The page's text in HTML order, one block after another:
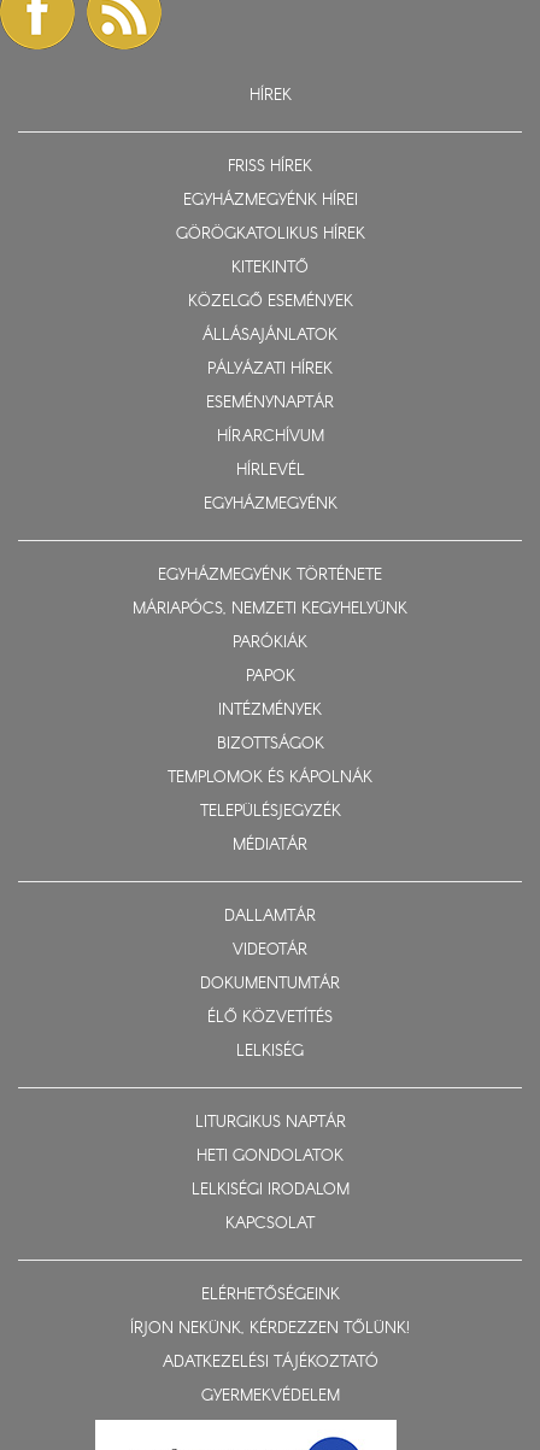
HÍREK
FRISS HÍREK
EGYHÁZMEGYÉNK HÍREI
GÖRÖGKATOLIKUS HÍREK
KITEKINTŐ
KÖZELGŐ ESEMÉNYEK
ÁLLÁSAJÁNLATOK
PÁLYÁZATI HÍREK
ESEMÉNYNAPTÁR
HÍRARCHÍVUM
HÍRLEVÉL
EGYHÁZMEGYÉNK
EGYHÁZMEGYÉNK TÖRTÉNETE
MÁRIAPÓCS, NEMZETI KEGYHELYÜNK
PARÓKIÁK
PAPOK
INTÉZMÉNYEK
BIZOTTSÁGOK
TEMPLOMOK ÉS KÁPOLNÁK
TELEPÜLÉSJEGYZÉK
MÉDIATÁR
DALLAMTÁR
VIDEOTÁR
DOKUMENTUMTÁR
ÉLŐ KÖZVETÍTÉS
LELKISÉG
LITURGIKUS NAPTÁR
HETI GONDOLATOK
LELKISÉGI IRODALOM
KAPCSOLAT
ELÉRHETŐSÉGEINK
ÍRJON NEKÜNK, KÉRDEZZEN TŐLÜNK!
ADATKEZELÉSI TÁJÉKOZTATÓ
GYERMEKVÉDELEM